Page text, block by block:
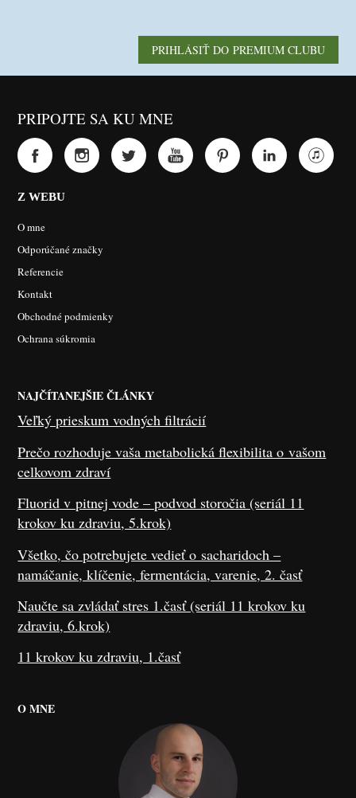
PRIHLÁSIŤ DO PREMIUM CLUBU
PRIPOJTE SA KU MNE
Z WEBU
O mne
Odporúčané značky
Referencie
Kontakt
Obchodné podmienky
Ochrana súkromia
NAJČÍTANEJŠIE ČLÁNKY
Veľký prieskum vodných filtrácií
Prečo rozhoduje vaša metabolická flexibilita o vašom
celkovom zdraví
Fluorid v pitnej vode – podvod storočia (seriál 11
krokov ku zdraviu, 5.krok)
Všetko, čo potrebujete vedieť o sacharidoch –
namáčanie, klíčenie, fermentácia, varenie, 2. časť
Naučte sa zvládať stres 1.časť (seriál 11 krokov ku
zdraviu, 6.krok)
11 krokov ku zdraviu, 1.časť
O MNE